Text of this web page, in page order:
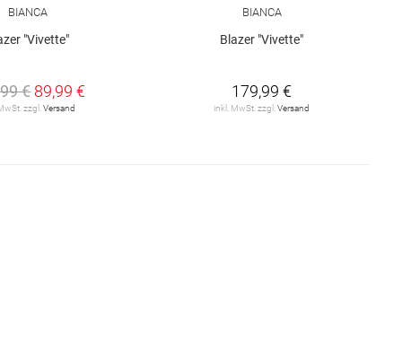
BIANCA
"Vivette"
€ 89,99 €
zzgl.Versand
BIANCA
Blazer "Vivette"
179,99 €
inkl. MwSt. zzgl.Versand